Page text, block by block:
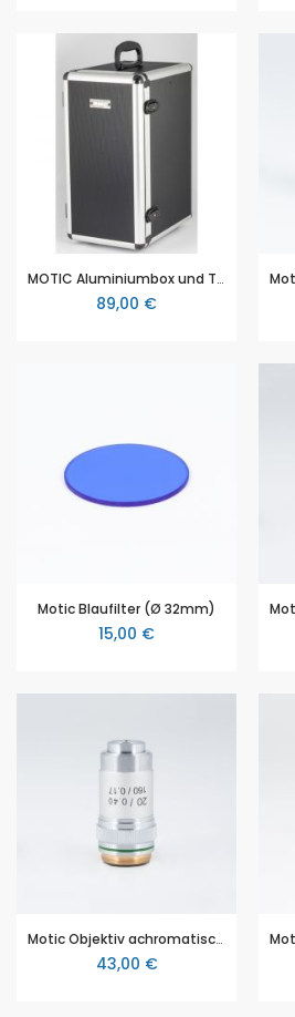
MOTIC Aluminiumbox und Transportkoffer für MOTIC Schulmikroskope
89,00 €
Motic Blaufilter (Ø 32mm)
15,00 €
Motic Objektiv achromatisch 20X/0.4 (Motic SFC-100, F-11, Kolleg-SH)
43,00 €